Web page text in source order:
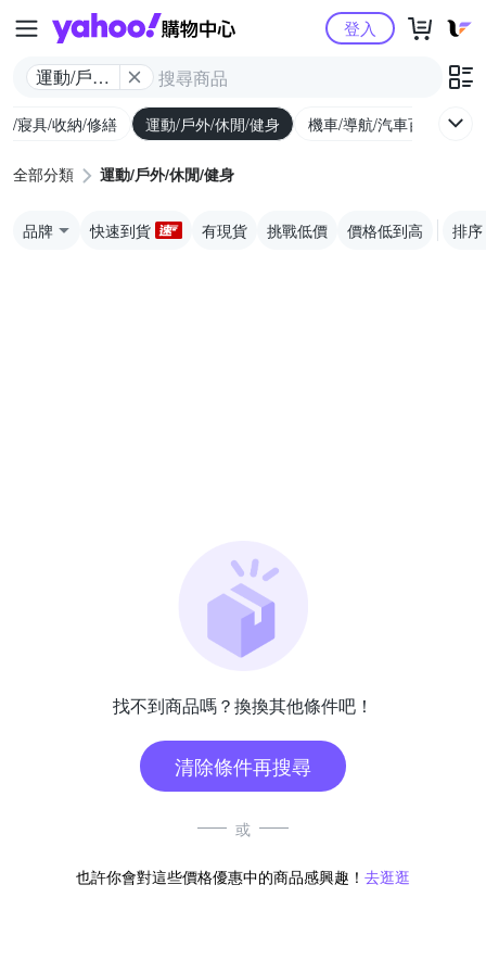
Yahoo購物中心
運動/戶外/
登入
/寢具/收納/修繕 運動/戶外/休閒/健身 機車/導航/汽車百貨
全部分類 運動/戶外/休閒/健身
品牌 快速到貨 有現貨 挑戰低價 價格低到高 排序
找不到商品嗎？換換其他條件吧！
清除條件再搜尋
或
也許你會對這些價格優惠中的商品感興趣！ 去逛逛